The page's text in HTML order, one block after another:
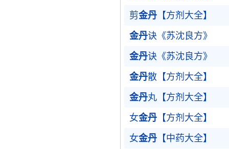
剪金丹 【方剂大全】
金丹诀《苏沈良方》
金丹诀《苏沈良方》
金丹散【方剂大全】
金丹丸【方剂大全】
女金丹 【方剂大全】
女金丹 【中药大全】